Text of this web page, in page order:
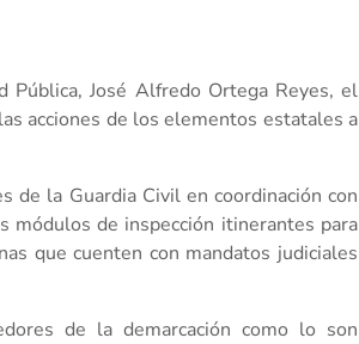
Pública, José Alfredo Ortega Reyes, el
acciones de los elementos estatales a
de la Guardia Civil en coordinación con
módulos de inspección itinerantes para
que cuenten con mandatos judiciales
de la demarcación como lo son